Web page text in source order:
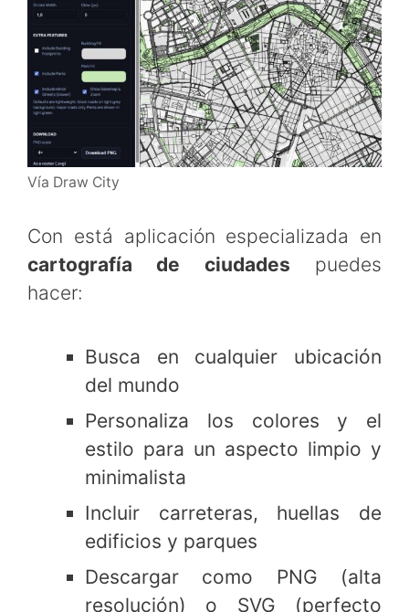
Vía Draw City
Con está aplicación especializada en
cartografía de ciudades puedes
hacer:
Busca en cualquier ubicación
del mundo
Personaliza los colores y el
estilo para un aspecto limpio y
minimalista
Incluir carreteras, huellas de
edificios y parques
Descargar como PNG (alta
resolución) o SVG (perfecto